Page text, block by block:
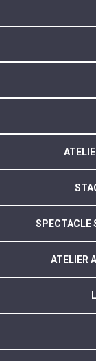
SPECTACLE
ATELIER